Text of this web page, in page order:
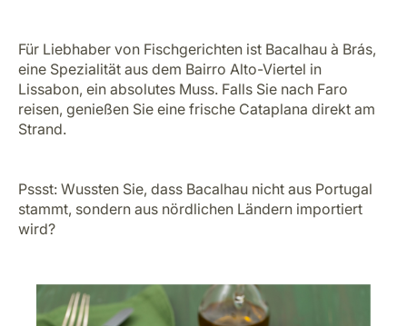
Für Liebhaber von Fischgerichten ist Bacalhau à Brás,
eine Spezialität aus dem Bairro Alto-Viertel in
Lissabon, ein absolutes Muss. Falls Sie nach Faro
reisen, genießen Sie eine frische Cataplana direkt am
Strand.
Pssst: Wussten Sie, dass Bacalhau nicht aus Portugal
stammt, sondern aus nördlichen Ländern importiert
wird?